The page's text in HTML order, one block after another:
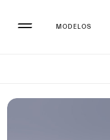
MODELOS